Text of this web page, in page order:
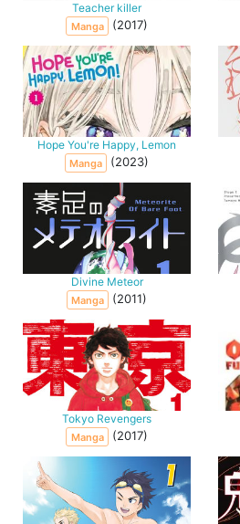
Teacher killer
Manga (2017)
Hope You're Happy, Lemon
Manga (2023)
Divine Meteor
Manga (2011)
Tokyo Revengers
Manga (2017)